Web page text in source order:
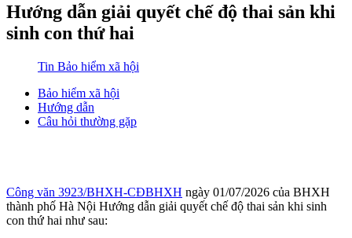
Hướng dẫn giải quyết chế độ thai sản khi
sinh con thứ hai
Tin Bảo hiểm xã hội
Bảo hiểm xã hội
Hướng dẫn
Câu hỏi thường gặp
Công văn 3923/BHXH-CĐBHXH ngày 01/07/2026 của BHXH
thành phố Hà Nội Hướng dẫn giải quyết chế độ thai sản khi sinh
con thứ hai như sau: